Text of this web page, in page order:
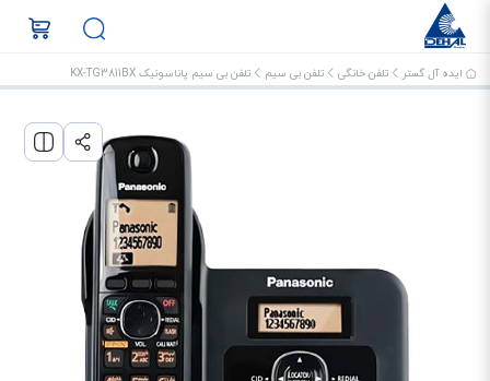
ایده آل گستر تلفن خانگی تلفن بی سیم تلفن بی سیم پاناسونیک KX-TG3811BX